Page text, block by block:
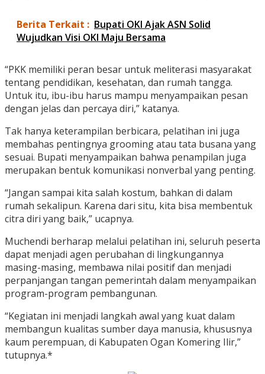
Berita Terkait : Bupati OKI Ajak ASN Solid
Wujudkan Visi OKI Maju Bersama
“PKK memiliki peran besar untuk meliterasi masyarakat
tentang pendidikan, kesehatan, dan rumah tangga.
Untuk itu, ibu-ibu harus mampu menyampaikan pesan
dengan jelas dan percaya diri,” katanya.
Tak hanya keterampilan berbicara, pelatihan ini juga
membahas pentingnya grooming atau tata busana yang
sesuai. Bupati menyampaikan bahwa penampilan juga
merupakan bentuk komunikasi nonverbal yang penting.
“Jangan sampai kita salah kostum, bahkan di dalam
rumah sekalipun. Karena dari situ, kita bisa membentuk
citra diri yang baik,” ucapnya.
Muchendi berharap melalui pelatihan ini, seluruh peserta
dapat menjadi agen perubahan di lingkungannya
masing-masing, membawa nilai positif dan menjadi
perpanjangan tangan pemerintah dalam menyampaikan
program-program pembangunan.
“Kegiatan ini menjadi langkah awal yang kuat dalam
membangun kualitas sumber daya manusia, khususnya
kaum perempuan, di Kabupaten Ogan Komering Ilir,”
tutupnya.*